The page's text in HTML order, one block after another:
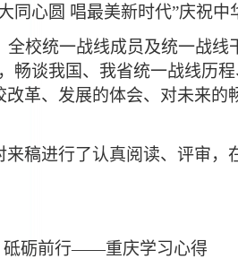
同心圆 唱最美新时代”庆祝
校统一战线成员及统一战线
畅谈我国、我省统一战线历
改革、发展的体会、对未来
来稿进行了认真阅读、评审
砥砺前行——重庆学习心得